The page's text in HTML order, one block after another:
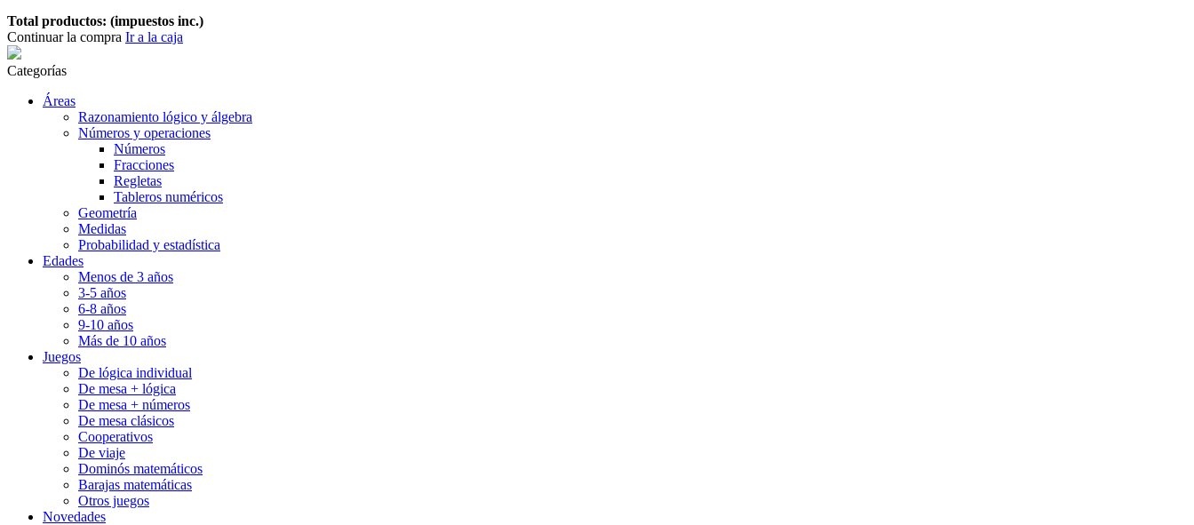
Total productos: (impuestos inc.)
Continuar la compra Ir a la caja
Categorías
Áreas
Razonamiento lógico y álgebra
Números y operaciones
Números
Fracciones
Regletas
Tableros numéricos
Geometría
Medidas
Probabilidad y estadística
Edades
Menos de 3 años
3-5 años
6-8 años
9-10 años
Más de 10 años
Juegos
De lógica individual
De mesa + lógica
De mesa + números
De mesa clásicos
Cooperativos
De viaje
Dominós matemáticos
Barajas matemáticas
Otros juegos
Novedades